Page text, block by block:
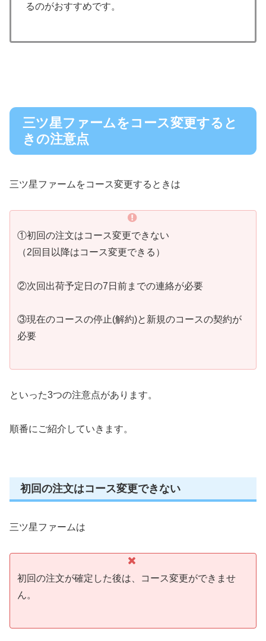
るのがおすすめです。
三ツ星ファームをコース変更すると
きの注意点
三ツ星ファームをコース変更するときは
①初回の注文はコース変更できない
（2回目以降はコース変更できる）
②次回出荷予定日の7日前までの連絡が必要
③現在のコースの停止(解約)と新規のコースの契約が
必要
といった3つの注意点があります。
順番にご紹介していきます。
初回の注文はコース変更できない
三ツ星ファームは
初回の注文が確定した後は、コース変更ができませ
ん。